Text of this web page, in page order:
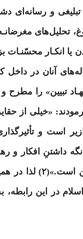
و رسانه‌ای
تحلیل‌های
انکـار محسّنـات
آنان در داخل
می‌کنند.»(۱) در ماه‌های اخیر
«خیلی از
است و
داشتنِ افکار و
جوان‌ها، «حرکت تبیین»
در این رابطه،